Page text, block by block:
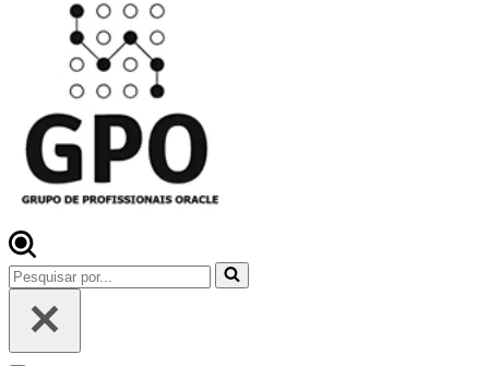
Pesquisar
por...